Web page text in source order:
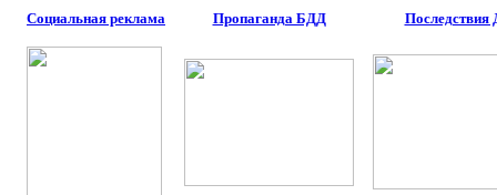
Социальная реклама Пропаганда БДД